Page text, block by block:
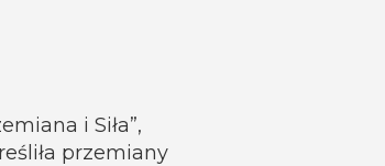
i Siła”,
przemiany